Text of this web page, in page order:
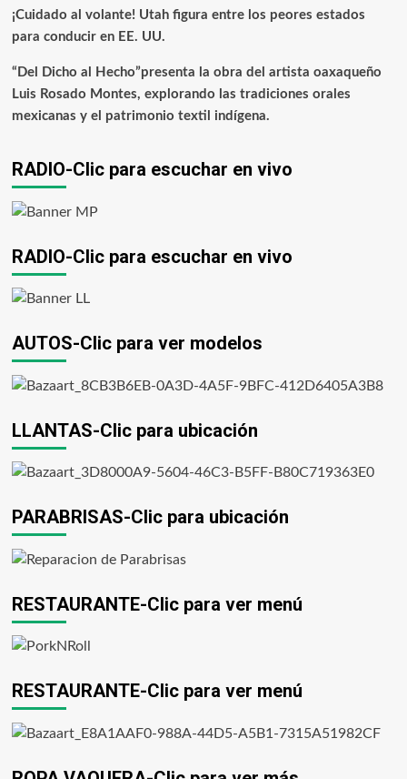
¡Cuidado al volante! Utah figura entre los peores estados
para conducir en EE. UU.
“Del Dicho al Hecho”presenta la obra del artista oaxaqueño
Luis Rosado Montes, explorando las tradiciones orales
mexicanas y el patrimonio textil indígena.
RADIO-Clic para escuchar en vivo
RADIO-Clic para escuchar en vivo
AUTOS-Clic para ver modelos
LLANTAS-Clic para ubicación
PARABRISAS-Clic para ubicación
RESTAURANTE-Clic para ver menú
RESTAURANTE-Clic para ver menú